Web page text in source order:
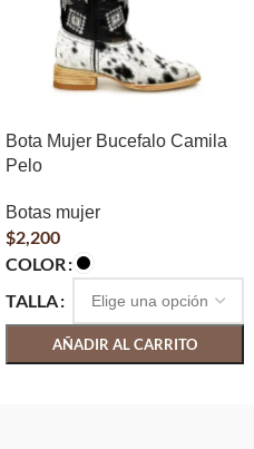
Bota Mujer Bucefalo Camila
Pelo
Botas mujer
$2,200
COLOR
TALLA
AÑADIR AL CARRITO